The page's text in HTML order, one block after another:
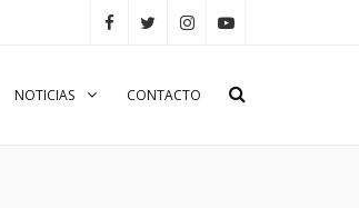
NOTICIAS CONTACTO